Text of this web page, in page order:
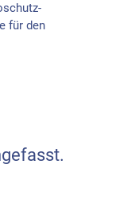
für den